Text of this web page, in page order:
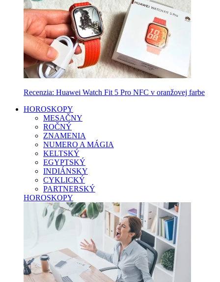
Recenzia: Huawei Watch Fit 5 Pro NFC v oranžovej farbe
HOROSKOPY
MESAČNY
ROČNÝ
ZNAMENIA
NUMERO A MÁGIA
KELTSKÝ
EGYPTSKÝ
INDIÁNSKY
CYKLICKÝ
PARTNERSKÝ
HOROSKOPY